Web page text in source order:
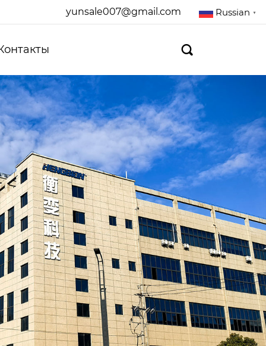
yunsale007@gmail.com Russian ▼
